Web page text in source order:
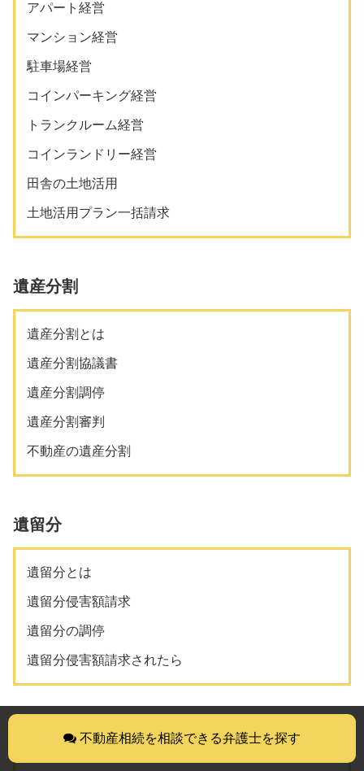
不動産相続を相談できる弁護士を探す
アパート経営
マンション経営
駐車場経営
コインパーキング経営
トランクルーム経営
コインランドリー経営
田舎の土地活用
土地活用プラン一括請求
遺産分割
遺産分割とは
遺産分割協議書
遺産分割調停
遺産分割審判
不動産の遺産分割
遺留分
遺留分とは
遺留分侵害額請求
遺留分の調停
遺留分侵害額請求されたら
相続放棄